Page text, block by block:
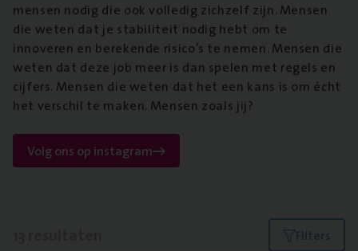
mensen nodig die ook volledig zichzelf zijn. Mensen
die weten dat je stabiliteit nodig hebt om te
innoveren en berekende risico’s te nemen. Mensen die
weten dat deze job meer is dan spelen met regels en
cijfers. Mensen die weten dat het een kans is om écht
het verschil te maken. Mensen zoals jij?
Volg ons op instagram
Filters